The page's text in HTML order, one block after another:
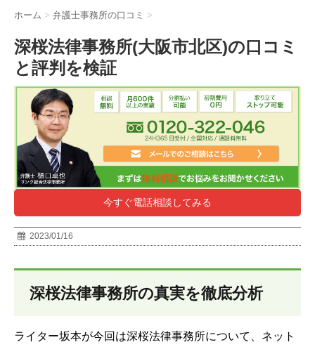
ホーム > 弁護士事務所の口コミ >
深桜法律事務所(大阪市北区)の口コミ
と評判を検証
今すぐ電話相談してみる
2023/01/16
深桜法律事務所の真実を徹底分析
ライター坂本が今回は深桜法律事務所について、ネット